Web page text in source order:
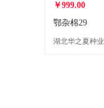
￥999.00
鄂杂棉29
湖北华之夏种业